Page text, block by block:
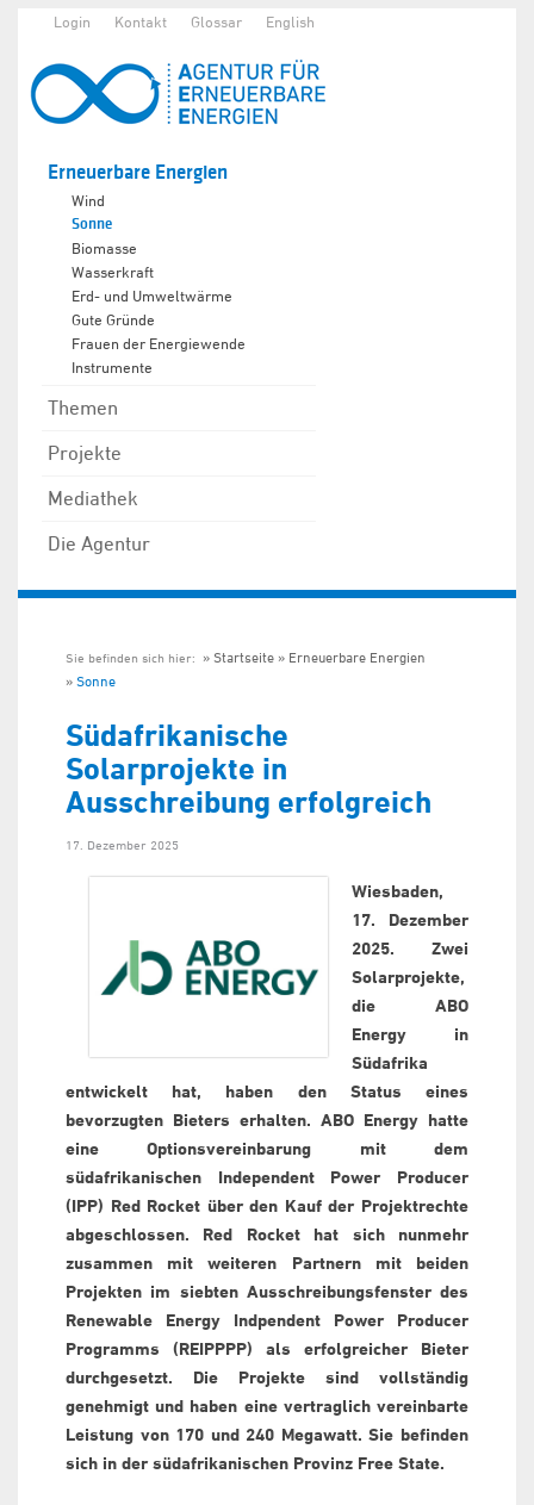
Login Kontakt Glossar English
Erneuerbare Energien
Wind
Sonne
Biomasse
Wasserkraft
Erd- und Umweltwärme
Gute Gründe
Frauen der Energiewende
Instrumente
Themen
Projekte
Mediathek
Die Agentur
Sie befinden sich hier: Startseite
Erneuerbare Energien
Sonne
Südafrikanische
Solarprojekte in
Ausschreibung erfolgreich
17. Dezember 2025
Wiesbaden,
17. Dezember
2025. Zwei
Solarprojekte,
die ABO
Energy in
Südafrika
entwickelt hat, haben den Status eines
bevorzugten Bieters erhalten. ABO Energy hatte
eine Optionsvereinbarung mit dem
südafrikanischen Independent Power Producer
(IPP) Red Rocket über den Kauf der Projektrechte
abgeschlossen. Red Rocket hat sich nunmehr
zusammen mit weiteren Partnern mit beiden
Projekten im siebten Ausschreibungsfenster des
Renewable Energy Indpendent Power Producer
Programms (REIPPPP) als erfolgreicher Bieter
durchgesetzt. Die Projekte sind vollständig
genehmigt und haben eine vertraglich vereinbarte
Leistung von 170 und 240 Megawatt. Sie befinden
sich in der südafrikanischen Provinz Free State.